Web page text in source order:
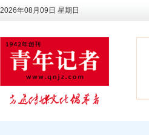
2026年08月09日 星期日